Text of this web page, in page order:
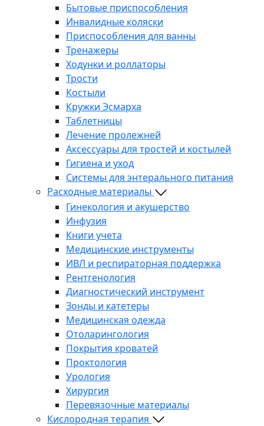
Бытовые приспособления
Инвалидные коляски
Приспособления для ванны
Тренажеры
Ходунки и роллаторы
Трости
Костыли
Кружки Эсмарха
Таблетницы
Лечение пролежней
Аксессуары для тростей и костылей
Гигиена и уход
Системы для энтерального питания
Расходные материалы
Гинекология и акушерство
Инфузия
Книги учета
Медицинские инструменты
ИВЛ и респираторная поддержка
Рентгенология
Диагностический инструмент
Зонды и катетеры
Медицинская одежда
Отоларингология
Покрытия кроватей
Проктология
Урология
Хирургия
Перевязочные материалы
Кислородная терапия